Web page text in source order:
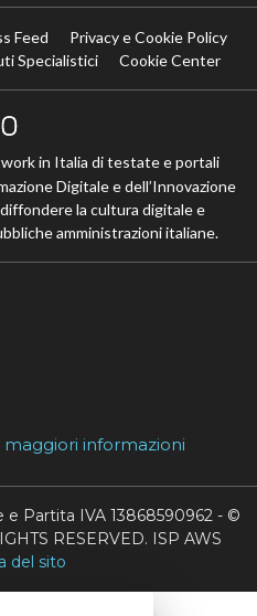
Feed
Privacy e Cookie Policy
Specialistici
Cookie Center
in Italia di testate e portali
Digitale e dell’Innovazione
la cultura digitale e
amministrazioni italiane.
informazioni
e Partita IVA 13868590962 - ©
RESERVED. ISP AWS
del sito